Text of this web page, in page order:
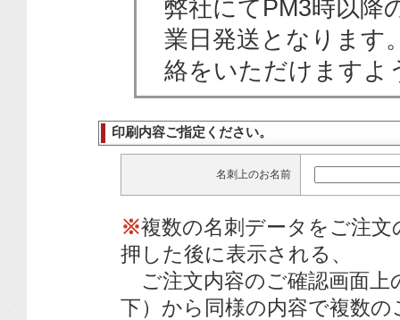
弊社にてPM3時以降
業日発送となります
絡をいただけますよ
印刷内容ご指定ください。
名刺上のお名前
※複数の名刺データをご注
押した後に表示される、
ご注文内容のご確認画面上
下）から同様の内容で複数